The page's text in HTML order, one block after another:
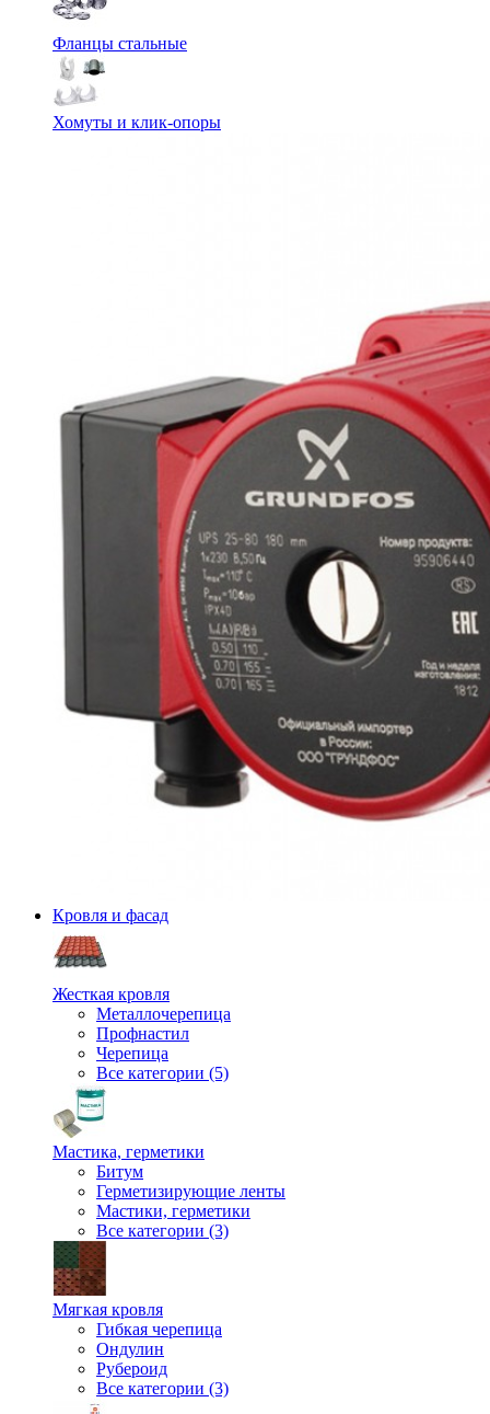
Фланцы стальные
Хомуты и клик-опоры
Кровля и фасад
Жесткая кровля
Металлочерепица
Профнастил
Черепица
Все категории (5)
Мастика, герметики
Битум
Герметизирующие ленты
Мастики, герметики
Все категории (3)
Мягкая кровля
Гибкая черепица
Ондулин
Рубероид
Все категории (3)